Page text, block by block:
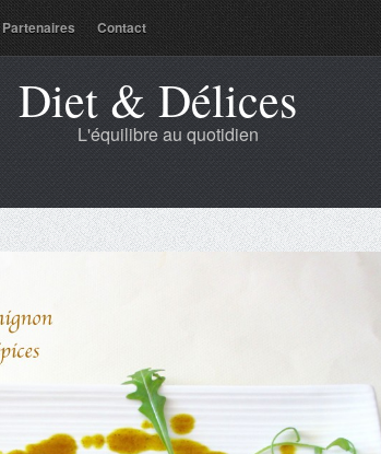
Partenaires Contact
Diet & Délices
L'équilibre au quotidien